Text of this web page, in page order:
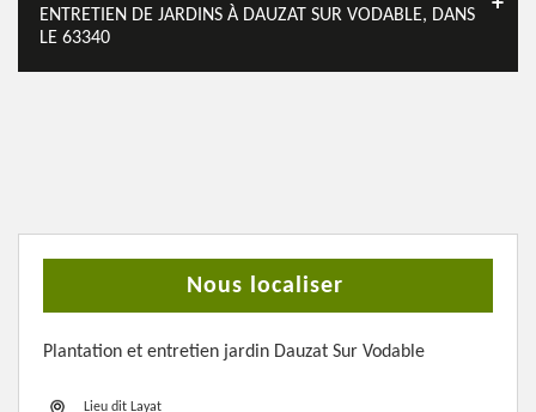
ENTRETIEN DE JARDINS À DAUZAT SUR VODABLE, DANS
LE 63340
Nous localiser
Plantation et entretien jardin Dauzat Sur Vodable
Lieu dit Layat